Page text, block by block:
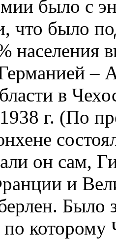
было с
что было
населения
в
г. (По
он сам,
и
Было
которому